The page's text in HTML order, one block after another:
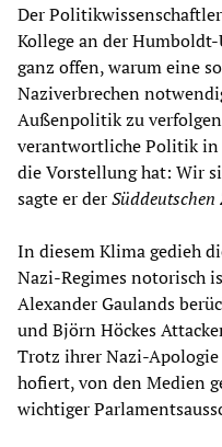
Der
Kollege an der
ganz offen, warum eine
Naziverbrechen
Außenpolitik zu
verantwortliche Politik in
die Vorstellung hat: Wir
sagte er der
In diesem Klima gedieh
Nazi-Regimes notorisch
Alexander Gaulands
und Björn Höckes
Trotz ihrer Nazi-
hofiert, von den Medien
wichtiger